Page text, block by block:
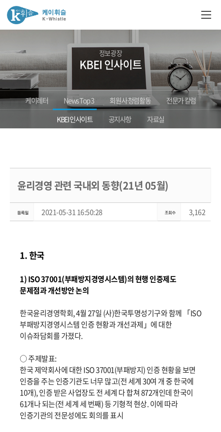
정보광장
KBEI 인사이트
케이레터 News Top 3 회원사 청렴활동
전문가 칼럼
KBEI 인사이트
공지사항 자료실
윤리경영 관련 국내외 동향(21년 05월)
2021-05-31 16:50:28 3,162
1. 한국
1) ISO 37001(부패방지경영시스템)의 현행 인증제도
문제점과 개선방안 논의
한국윤리경영학회, 4월 27일 (사)한국투명성기구와 함께 「ISO
부패방지경영시스템 인증 현황과 개선과제」에 대한
이슈좌담회를 가졌다.
○ 주제발표:
한국 제약회사에 대한 ISO 37001(부패방지) 인증 현황을 보면
인증을 주는 인증기관도 너무 많고(전 세계 30여 개 중 한국에
10개), 인증 받은 사업장도 전 세계 다 합쳐 872개인데 한국이
61개나 되는(전 세계 세 번째) 등 기형적 현상. 이에 따라
인증기관의 전문성에도 회의를 표시